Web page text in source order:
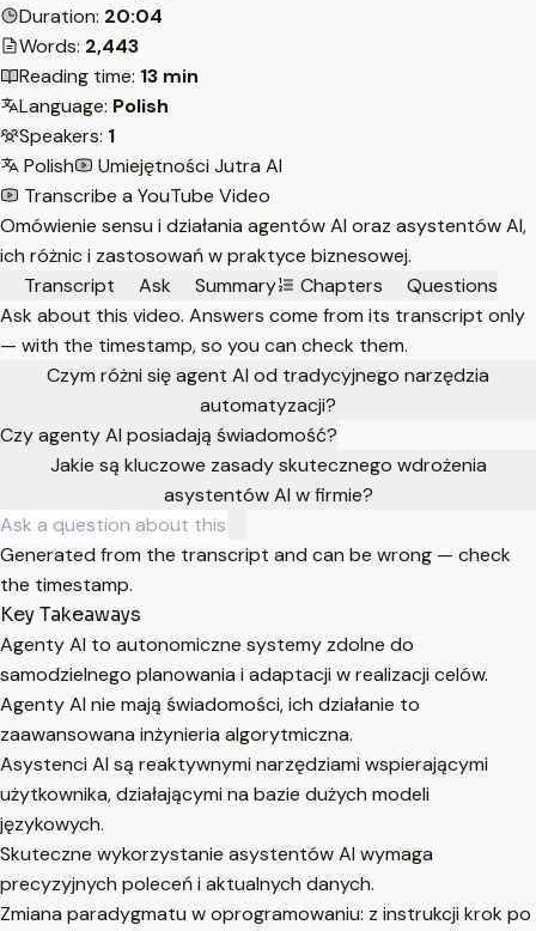
Duration: 20:04
Words: 2,443
Reading time: 13 min
Language: Polish
Speakers: 1
Polish
Umiejętności Jutra AI
Transcribe a YouTube Video
Omówienie sensu i działania agentów AI oraz asystentów AI,
ich różnic i zastosowań w praktyce biznesowej.
Transcript
Ask Summary Chapters
Questions
Ask about this video. Answers come from its transcript only
— with the timestamp, so you can check them.
Czym różni się agent AI od tradycyjnego narzędzia
automatyzacji?
Czy agenty AI posiadają świadomość?
Jakie są kluczowe zasady skutecznego wdrożenia
asystentów AI w firmie?
Generated from the transcript and can be wrong — check
the timestamp.
Key Takeaways
Agenty AI to autonomiczne systemy zdolne do
samodzielnego planowania i adaptacji w realizacji celów.
Agenty AI nie mają świadomości, ich działanie to
zaawansowana inżynieria algorytmiczna.
Asystenci AI są reaktywnymi narzędziami wspierającymi
użytkownika, działającymi na bazie dużych modeli
językowych.
Skuteczne wykorzystanie asystentów AI wymaga
precyzyjnych poleceń i aktualnych danych.
Zmiana paradygmatu w oprogramowaniu: z instrukcji krok po